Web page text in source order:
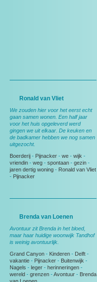
Ronald van Vliet
We zouden hier voor het eerst echt
gaan samen wonen. Een half jaar
voor het huis opgeleverd werd
gingen we uit elkaar. De keuken en
de badkamer hebben we nog samen
uitgezocht.
Boerderij - Pijnacker - we - wijk -
vriendin - weg - spontaan - gezin -
jaren dertig woning - Ronald van Vliet
- Pijnacker
Brenda van Loenen
Avontuur zit Brenda in het bloed,
maar haar huidige woonwijk Tandhof
is weinig avontuurlijk.
Grand Canyon - Kinderen - Delft -
vakantie - Pijnacker - Buitenwijk -
Nagels - leger - herinneringen -
wereld - grenzen -Avontuur - Brenda